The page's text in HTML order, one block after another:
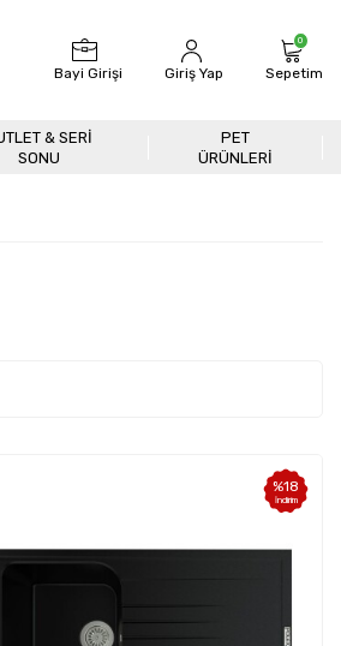
Bayi Girişi Giriş Yap
0
Sepetim
& SERI
SONU
PET
ÜRÜNLERİ
%18
İndirim